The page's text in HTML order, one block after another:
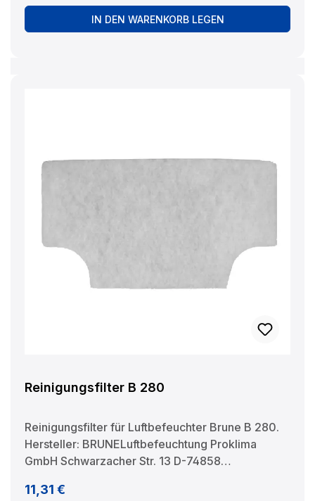
IN DEN WARENKORB LEGEN
Reinigungsfilter B 280
Reinigungsfilter für Luftbefeuchter Brune B 280.
Hersteller: BRUNELuftbefeuchtung Proklima
GmbH Schwarzacher Str. 13 D-74858
Regulärer Preis:
11,31 €